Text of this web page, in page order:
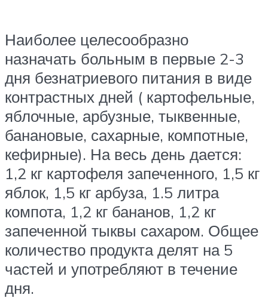
Наиболее целесообразно
назначать больным в первые 2-3
дня безнатриевого питания в виде
контрастных дней ( картофельные,
яблочные, арбузные, тыквенные,
банановые, сахарные, компотные,
кефирные). На весь день дается:
1,2 кг картофеля запеченного, 1,5 кг
яблок, 1,5 кг арбуза, 1.5 литра
компота, 1,2 кг бананов, 1,2 кг
запеченной тыквы сахаром. Общее
количество продукта делят на 5
частей и употребляют в течение
дня.